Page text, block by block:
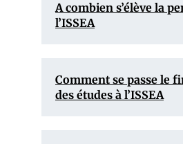
A combien s’élève la
l’ISSEA
Comment se passe le
des études à l’ISSEA